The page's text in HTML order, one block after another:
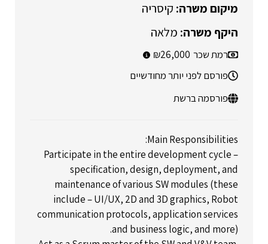
קיסריה
מלאה
רמת שכר 26,000
פורסם לפני יותר מחודשיים
פורסמה ברשת
Main Responsibilities:
Participate in the entire development cycle –
specification, design, deployment, and
maintenance of various SW modules (these
include – UI/UX, 2D and 3D graphics, Robot
communication protocols, application services
and business logic, and more).